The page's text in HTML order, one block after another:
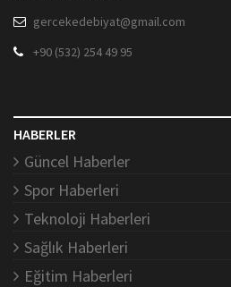
gercekedebiyat@gmail.com
+90 (532) 254 49 95
HABERLER
Güncel Haberler
Spor Haberleri
Teknoloji Haberleri
Sağlık Haberleri
Eğitim Haberleri